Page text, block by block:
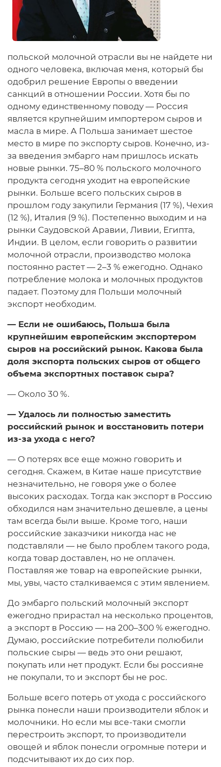
польской молочной отрасли вы не найдете ни
одного человека, включая меня, который бы
одобрил решение Европы о введении
санкций в отношении России. Хотя бы по
одному единственному поводу — Россия
является крупнейшим импортером сыров и
масла в мире. А Польша занимает шестое
место в мире по экспорту сыров. Конечно, из-
за введения эмбарго нам пришлось искать
новые рынки. 75–80 % польского молочного
продукта сегодня уходит на европейские
рынки. Больше всего польских сыров в
прошлом году закупили Германия (17 %), Чехия
(12 %), Италия (9 %). Постепенно выходим и на
рынки Саудовской Аравии, Ливии, Египта,
Индии. В целом, если говорить о развитии
молочной отрасли, производство молока
постоянно растет — 2–3 % ежегодно. Однако
потребление молока и молочных продуктов
падает. Поэтому для Польши молочный
экспорт необходим.
— Если не ошибаюсь, Польша была
крупнейшим европейским экспортером
сыров на российский рынок. Какова была
доля экспорта польских сыров от общего
объема экспортных поставок сыра?
— Около 30 %.
— Удалось ли полностью заместить
российский рынок и восстановить потери
из-за ухода с него?
— О потерях все еще можно говорить и
сегодня. Скажем, в Китае наше присутствие
незначительно, не говоря уже о более
высоких расходах. Тогда как экспорт в Россию
обходился нам значительно дешевле, а цены
там всегда были выше. Кроме того, наши
российские заказчики никогда нас не
подставляли — не было проблем такого рода,
когда товар доставлен, но не оплачен.
Поставляя же товар на европейские рынки,
мы, увы, часто сталкиваемся с этим явлением.
До эмбарго польский молочный экспорт
ежегодно прирастал на несколько процентов,
а экспорт в Россию — на 200–300 % ежегодно.
Думаю, российские потребители полюбили
польские сыры — ведь это они решают,
покупать или нет продукт. Если бы россияне
не покупали, то и экспорт бы не рос.
Больше всего потерь от ухода с российского
рынка понесли наши производители яблок и
молочники. Но если мы все-таки смогли
перестроить экспорт, то производители
овощей и яблок понесли огромные потери и
подсчитывают их до сих пор.